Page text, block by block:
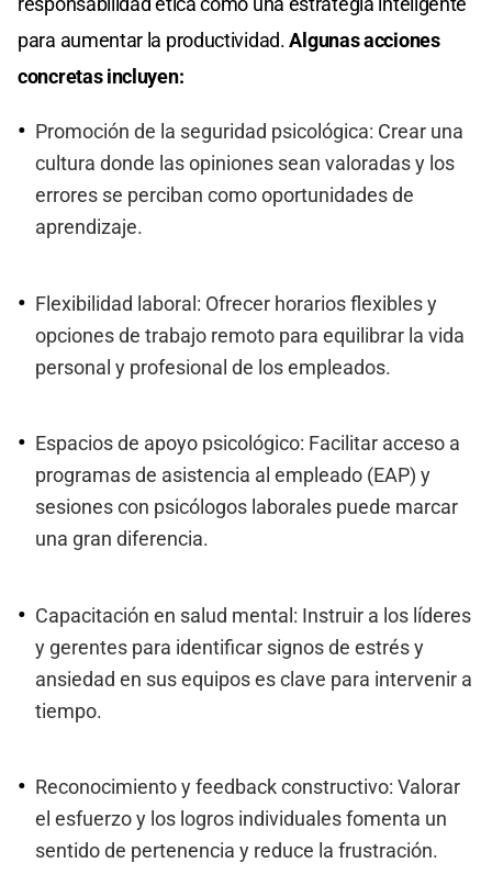
para aumentar la productividad.Algunas acciones
concretas incluyen:
Promoción de la seguridad psicológica: Crear una
cultura donde las opiniones sean valoradas y los
errores se perciban como oportunidades de
aprendizaje.
Flexibilidad laboral: Ofrecer horarios flexibles y
opciones de trabajo remoto para equilibrar la vida
personal y profesional de los empleados.
Espacios de apoyo psicológico: Facilitar acceso a
programas de asistencia al empleado (EAP) y
sesiones con psicólogos laborales puede marcar
una gran diferencia.
Capacitación en salud mental: Instruir a los líderes
y gerentes para identificar signos de estrés y
ansiedad en sus equipos es clave para intervenir a
tiempo.
Reconocimiento y feedback constructivo: Valorar
el esfuerzo y los logros individuales fomenta un
sentido de pertenencia y reduce la frustración.